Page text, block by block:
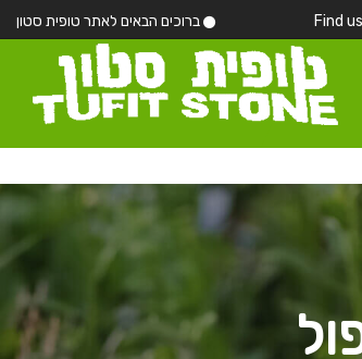
ברוכים הבאים לאתר טופית סטון